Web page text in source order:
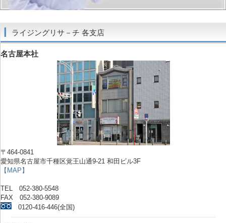
ライジングリサ－チ 各支店
名古屋本社
〒464-0841
愛知県名古屋市千種区覚王山通9-21 和田ビル3F
【MAP】
TEL 052-380-5548
FAX 052-380-9089
0120-416-446(全国)